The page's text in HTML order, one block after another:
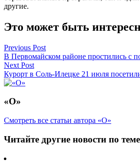
другие.
Это может быть
Навигация
по
записям
Previous Post
В Первомайском районе простились
Next Post
Курорт в Соль-Илецке 21 июля
«О»
Смотреть все статьи автора «О»
Читайте другие новости по